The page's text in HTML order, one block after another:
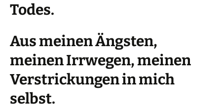
Todes.
Aus meinen Ängsten,
meinen Irrwegen, meinen
Verstrickungen in mich
selbst.